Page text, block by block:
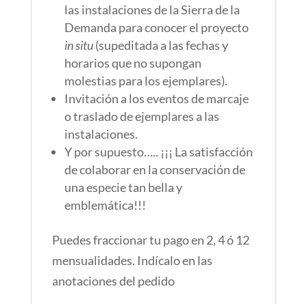
las instalaciones de la Sierra de la
Demanda para conocer el proyecto
in situ(supeditada a las fechas y
horarios que no supongan
molestias para los ejemplares).
Invitación a los eventos de marcaje
o traslado de ejemplares a las
instalaciones.
Y por supuesto….. ¡¡¡ La satisfacción
de colaborar en la conservación de
una especie tan bella y
emblemática!!!
Puedes fraccionar tu pago en 2, 4 ó 12
mensualidades. Indícalo en las
anotaciones del pedido